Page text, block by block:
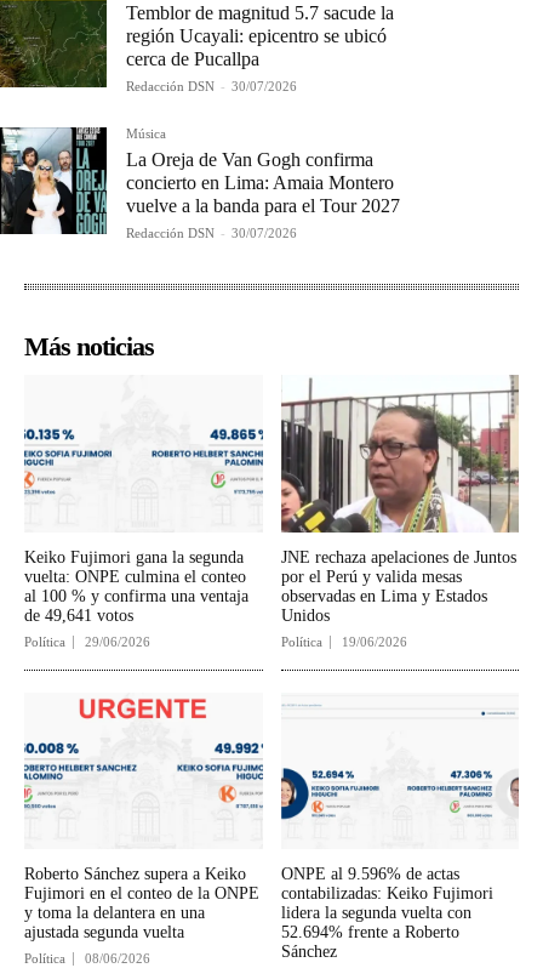
Temblor de magnitud 5.7 sacude la
región Ucayali: epicentro se ubicó
cerca de Pucallpa
Redacción DSN - 30/07/2026
Música
La Oreja de Van Gogh confirma
concierto en Lima: Amaia Montero
vuelve a la banda para el Tour 2027
Redacción DSN - 30/07/2026
Más noticias
Keiko Fujimori gana la segunda
vuelta: ONPE culmina el conteo
al 100 % y confirma una ventaja
de 49,641 votos
Política 29/06/2026
JNE rechaza apelaciones de Juntos
por el Perú y valida mesas
observadas en Lima y Estados
Unidos
Política 19/06/2026
Roberto Sánchez supera a Keiko
Fujimori en el conteo de la ONPE
y toma la delantera en una
ajustada segunda vuelta
Política 08/06/2026
ONPE al 9.596% de actas
contabilizadas: Keiko Fujimori
lidera la segunda vuelta con
52.694% frente a Roberto
Sánchez